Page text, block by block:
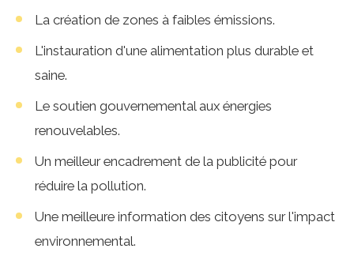
La création de zones à faibles émissions.
L'instauration d'une alimentation plus durable et
saine.
Le soutien gouvernemental aux énergies
renouvelables.
Un meilleur encadrement de la publicité pour
réduire la pollution.
Une meilleure information des citoyens sur l'impact
environnemental.